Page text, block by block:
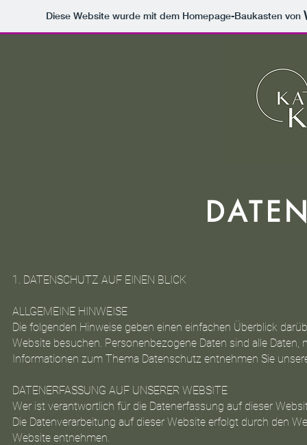
Diese Website wurde mit dem Homepage-Baukasten von
1. DATENSCHUTZ AUF EINEN BLICK
ALLGEMEINE HINWEISE
Die folgenden Hinweise geben einen einfachen Überblick
Website besuchen. Personenbezogene Daten sind alle
Informationen zum Thema Datenschutz entnehmen Sie
DATENERFASSUNG AUF UNSERER WEBSITE
Wer ist verantwortlich für die Datenerfassung auf dieser
Die Datenverarbeitung auf dieser Website erfolgt durch den
Website entnehmen.